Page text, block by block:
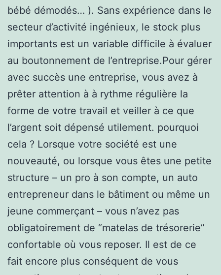
bébé démodés… ). Sans expérience dans le
secteur d’activité ingénieux, le stock plus
importants est un variable difficile à évaluer
au boutonnement de l’entreprise.Pour gérer
avec succès une entreprise, vous avez à
prêter attention à à rythme régulière la
forme de votre travail et veiller à ce que
l’argent soit dépensé utilement. pourquoi
cela ? Lorsque votre société est une
nouveauté, ou lorsque vous êtes une petite
structure – un pro à son compte, un auto
entrepreneur dans le bâtiment ou même un
jeune commerçant – vous n’avez pas
obligatoirement de “matelas de trésorerie”
confortable où vous reposer. Il est de ce
fait encore plus conséquent de vous